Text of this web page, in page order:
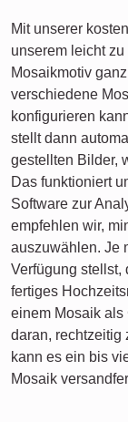
Mit unserer
unserem leicht
Mosaikmotiv
verschiedene
konfigurieren
stellt dann
gestellten Bilder,
Das funktioniert
Software zur
empfehlen wir,
auszuwählen. Je
Verfügung stellst,
fertiges
einem Mosaik
daran, rechtzeitig
kann es ein bis
Mosaik